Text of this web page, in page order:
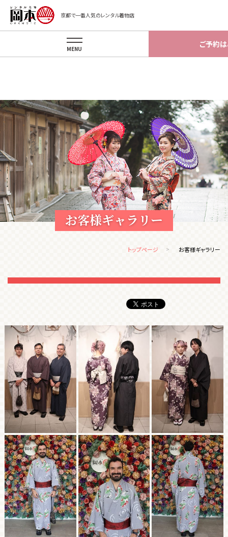
Warning: implode(): Invalid arguments passed in
/home/okamotokyoto/okamotokyoto.xsrv.jp/app/template/
京都で一番人気のレンタル着物店
ご予約は
MENU
お客様ギャラリー
トップページ お客様ギャラリー